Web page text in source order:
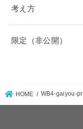
考え方
限定（非公開）
HOME WB4-gaiyou-pr